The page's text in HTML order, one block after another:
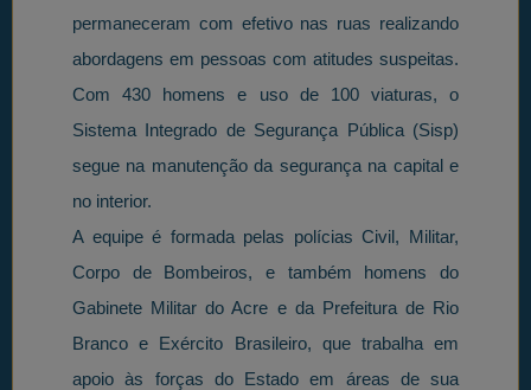
permaneceram com efetivo nas ruas realizando
abordagens em pessoas com atitudes suspeitas.
Com 430 homens e uso de 100 viaturas, o
Sistema Integrado de Segurança Pública (Sisp)
segue na manutenção da segurança na capital e
no interior.
A equipe é formada pelas polícias Civil, Militar,
Corpo de Bombeiros, e também homens do
Gabinete Militar do Acre e da Prefeitura de Rio
Branco e Exército Brasileiro, que trabalha em
apoio às forças do Estado em áreas de sua